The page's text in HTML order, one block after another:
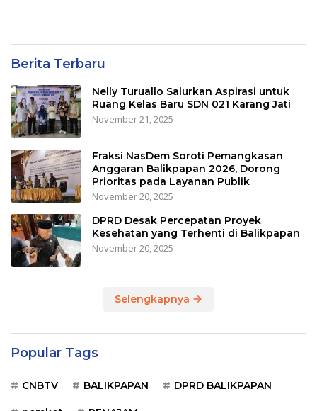
Berita Terbaru
Nelly Turuallo Salurkan Aspirasi untuk
Ruang Kelas Baru SDN 021 Karang Jati
November 21, 2025
Fraksi NasDem Soroti Pemangkasan
Anggaran Balikpapan 2026, Dorong
Prioritas pada Layanan Publik
November 20, 2025
DPRD Desak Percepatan Proyek
Kesehatan yang Terhenti di Balikpapan
November 20, 2025
Selengkapnya
Popular Tags
CNBTV BALIKPAPAN DPRD BALIKPAPAN